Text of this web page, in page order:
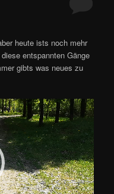
heute ists noch mehr
entspannten Gänge
gibts was neues zu